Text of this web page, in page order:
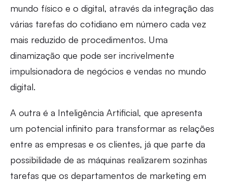
mundo físico e o digital, através da integração das
várias tarefas do cotidiano em número cada vez
mais reduzido de procedimentos. Uma
dinamização que pode ser incrivelmente
impulsionadora de negócios e vendas no mundo
digital.
A outra é a Inteligência Artificial, que apresenta
um potencial infinito para transformar as relações
entre as empresas e os clientes, já que parte da
possibilidade de as máquinas realizarem sozinhas
tarefas que os departamentos de marketing em